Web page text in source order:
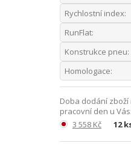
Rychlostní index:
RunFlat:
Konstrukce pneu:
Homologace:
Doba dodání
pracovní den u Vás:
3 558 Kč
12